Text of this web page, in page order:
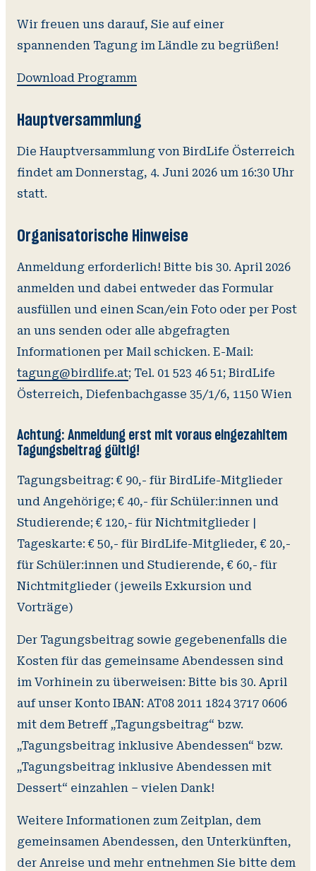
Wir freuen uns darauf, Sie auf einer
spannenden Tagung im Ländle zu begrüßen!
Download Programm
Hauptversammlung
Die Hauptversammlung von BirdLife Österreich
findet am Donnerstag, 4. Juni 2026 um 16:30 Uhr
statt.
Organisatorische Hinweise
Anmeldung erforderlich! Bitte bis 30. April 2026
anmelden und dabei entweder das Formular
ausfüllen und einen Scan/ein Foto oder per Post
an uns senden oder alle abgefragten
Informationen per Mail schicken. E-Mail:
tagung@birdlife.at; Tel. 01 523 46 51; BirdLife
Österreich, Diefenbachgasse 35/1/6, 1150 Wien
Achtung: Anmeldung erst mit voraus eingezahltem
Tagungsbeitrag gültig!
Tagungsbeitrag: € 90,- für BirdLife-Mitglieder
und Angehörige; € 40,- für Schüler:innen und
Studierende; € 120,- für Nichtmitglieder |
Tageskarte: € 50,- für BirdLife-Mitglieder, € 20,-
für Schüler:innen und Studierende, € 60,- für
Nichtmitglieder (jeweils Exkursion und
Vorträge)
Der Tagungsbeitrag sowie gegebenenfalls die
Kosten für das gemeinsame Abendessen sind
im Vorhinein zu überweisen: Bitte bis 30. April
auf unser Konto IBAN: AT08 2011 1824 3717 0606
mit dem Betreff „Tagungsbeitrag“ bzw.
„Tagungsbeitrag inklusive Abendessen“ bzw.
„Tagungsbeitrag inklusive Abendessen mit
Dessert“ einzahlen – vielen Dank!
Weitere Informationen zum Zeitplan, dem
gemeinsamen Abendessen, den Unterkünften,
der Anreise und mehr entnehmen Sie bitte dem